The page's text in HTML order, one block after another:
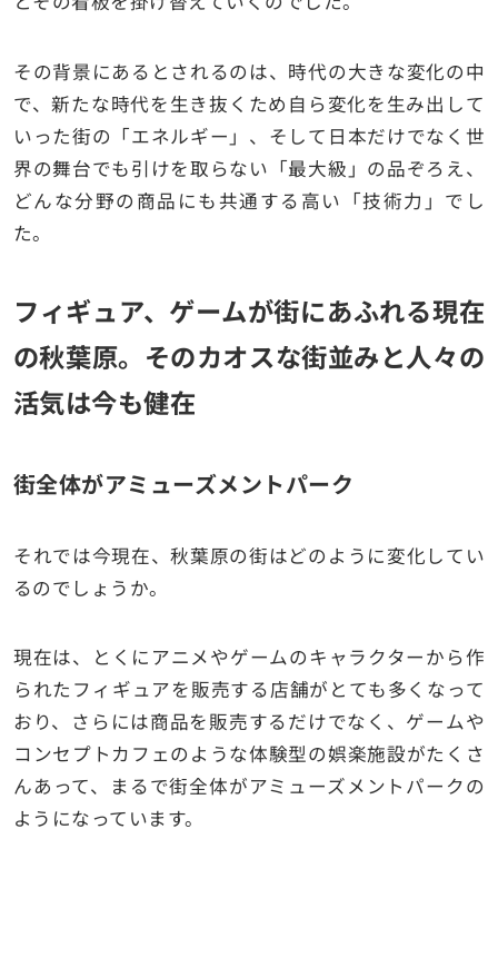
その背景にあるとされるのは、時代の大きな変化の中
で、新たな時代を生き抜くため自ら変化を生み出して
いった街の「エネルギー」、そして日本だけでなく世
界の舞台でも引けを取らない「最大級」の品ぞろえ、
どんな分野の商品にも共通する高い「技術力」でし
た。
フィギュア、ゲームが街にあふれる現在
の秋葉原。そのカオスな街並みと人々の
活気は今も健在
街全体がアミューズメントパーク
それでは今現在、秋葉原の街はどのように変化してい
るのでしょうか。
現在は、とくにアニメやゲームのキャラクターから作
られたフィギュアを販売する店舗がとても多くなって
おり、さらには商品を販売するだけでなく、ゲームや
コンセプトカフェのような体験型の娯楽施設がたくさ
んあって、まるで街全体がアミューズメントパークの
ようになっています。